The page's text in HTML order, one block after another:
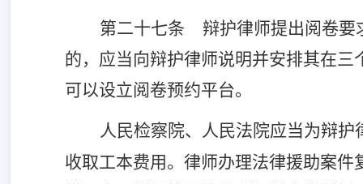
第二十七条
辩护律师提出阅卷
的，应当向辩护律师说明并安排其在
可以设立阅卷预约平台。
人民检察院、人民法院应当为辩
收取工本费用。律师办理法律援助案